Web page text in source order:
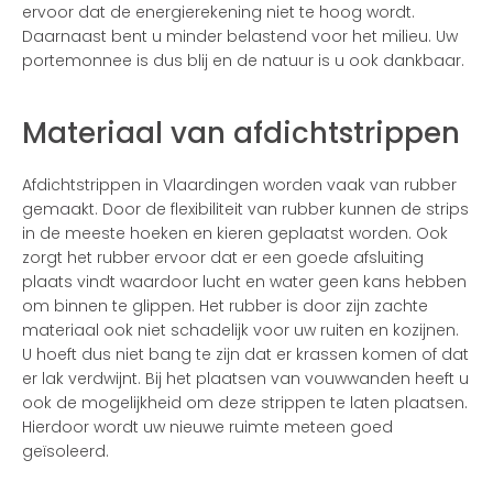
ervoor dat de energierekening niet te hoog wordt.
Daarnaast bent u minder belastend voor het milieu. Uw
portemonnee is dus blij en de natuur is u ook dankbaar.
Materiaal van afdichtstrippen
Afdichtstrippen in Vlaardingen worden vaak van rubber
gemaakt. Door de flexibiliteit van rubber kunnen de strips
in de meeste hoeken en kieren geplaatst worden. Ook
zorgt het rubber ervoor dat er een goede afsluiting
plaats vindt waardoor lucht en water geen kans hebben
om binnen te glippen. Het rubber is door zijn zachte
materiaal ook niet schadelijk voor uw ruiten en kozijnen.
U hoeft dus niet bang te zijn dat er krassen komen of dat
er lak verdwijnt. Bij het plaatsen van vouwwanden heeft u
ook de mogelijkheid om deze strippen te laten plaatsen.
Hierdoor wordt uw nieuwe ruimte meteen goed
geïsoleerd.